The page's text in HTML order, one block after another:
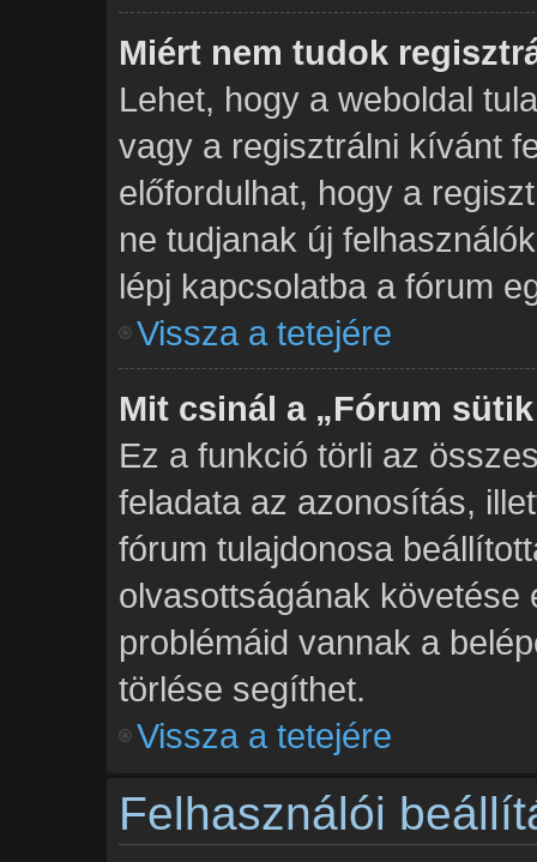
Miért nem tudok
Lehet, hogy a weboldal
vagy a regisztrálni kívánt
előfordulhat, hogy a
ne tudjanak új
lépj kapcsolatba a fórum
Vissza a tetejére
Mit csinál a „Fórum
Ez a funkció törli az
feladata az azonosítás,
fórum tulajdonosa
olvasottságának követése
problémáid vannak a
törlése segíthet.
Vissza a tetejére
Felhasználói